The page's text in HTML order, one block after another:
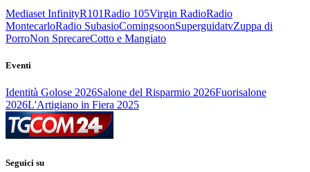
Mediaset InfinityR101Radio 105Virgin RadioRadio
MontecarloRadio SubasioComingsoonSuperguidatvZuppa di
PorroNon SprecareCotto e Mangiato
Eventi
Identità Golose 2026Salone del Risparmio 2026Fuorisalone
2026L'Artigiano in Fiera 2025
Seguici su